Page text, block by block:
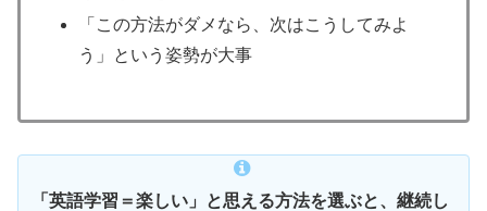
「この方法がダメなら、次はこうしてみよ
う」という姿勢が大事
「英語学習＝楽しい」と思える方法を選ぶと、継続し